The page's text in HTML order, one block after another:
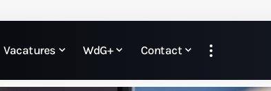
Vacatures WdG+ Contact